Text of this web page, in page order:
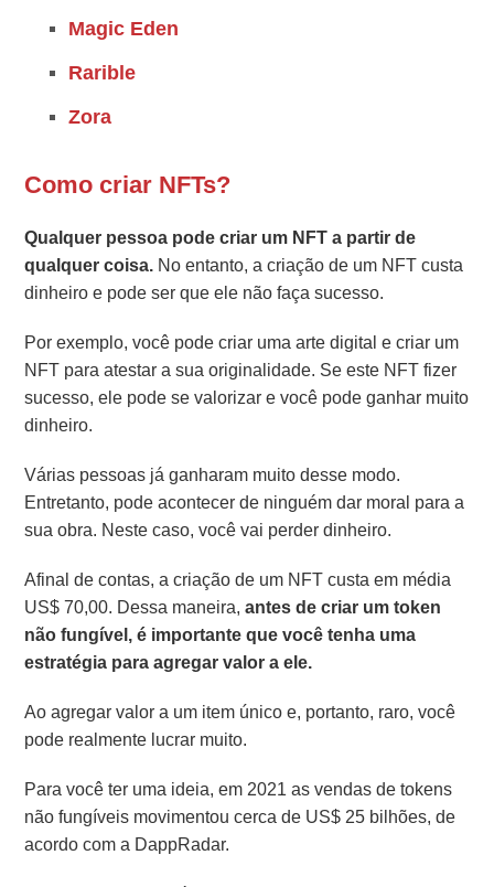
Magic Eden
Rarible
Zora
Como criar NFTs?
Qualquer pessoa pode criar um NFT a partir de
qualquer coisa. No entanto, a criação de um NFT custa
dinheiro e pode ser que ele não faça sucesso.
Por exemplo, você pode criar uma arte digital e criar um
NFT para atestar a sua originalidade. Se este NFT fizer
sucesso, ele pode se valorizar e você pode ganhar muito
dinheiro.
Várias pessoas já ganharam muito desse modo.
Entretanto, pode acontecer de ninguém dar moral para a
sua obra. Neste caso, você vai perder dinheiro.
Afinal de contas, a criação de um NFT custa em média
US$ 70,00. Dessa maneira,antes de criar um token
não fungível, é importante que você tenha uma
estratégia para agregar valor a ele.
Ao agregar valor a um item único e, portanto, raro, você
pode realmente lucrar muito.
Para você ter uma ideia, em 2021 as vendas de tokens
não fungíveis movimentou cerca de US$ 25 bilhões, de
acordo com a DappRadar.